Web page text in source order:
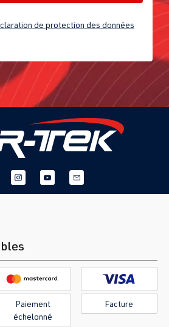
de protection des données
Paiement
échelonné
Facture